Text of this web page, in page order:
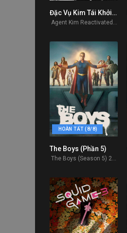
8.5Đặc Vụ Kim Tái Khởi Động
HOÀN TẤT (8/8)
8.437
The Boys (Phần 5)
The Boys (Season 5) 2026